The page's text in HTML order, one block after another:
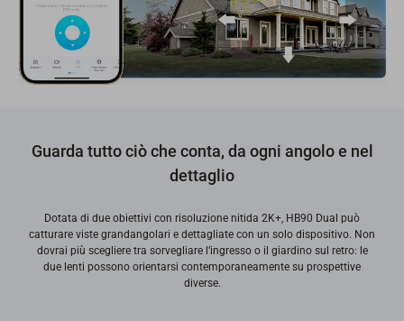
Guarda tutto ciò che conta, da ogni angolo e nel
dettaglio
Dotata di due obiettivi con risoluzione nitida 2K+, HB90 Dual può
catturare viste grandangolari e dettagliate con un solo dispositivo. Non
dovrai più scegliere tra sorvegliare l’ingresso o il giardino sul retro: le
due lenti possono orientarsi contemporaneamente su prospettive
diverse.